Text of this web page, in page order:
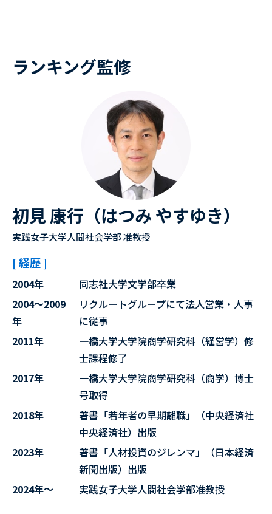
ランキング監修
初見 康行（はつみ やすゆき）
実践女子大学人間社会学部 准教授
[ 経歴 ]
2004年
同志社大学文学部卒業
2004～2009
年
リクルートグループにて法人営業・人事
に従事
2011年
一橋大学大学院商学研究科（経営学）修
士課程修了
2017年
一橋大学大学院商学研究科（商学）博士
号取得
2018年
著書「若年者の早期離職」（中央経済社
中央経済社）出版
2023年
著書「人材投資のジレンマ」（日本経済
新聞出版）出版
2024年～
実践女子大学人間社会学部准教授